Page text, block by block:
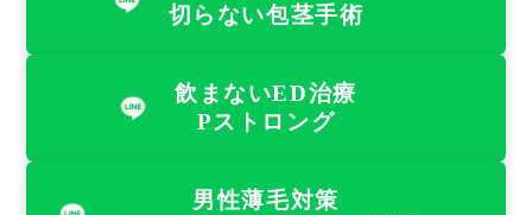
切らない包茎手術
飲まないED治療
Pストロング
男性薄毛対策